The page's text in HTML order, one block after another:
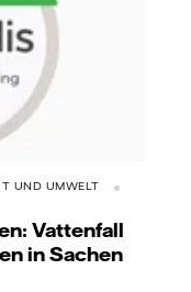
UND UMWELT
Vattenfall
in Sachen